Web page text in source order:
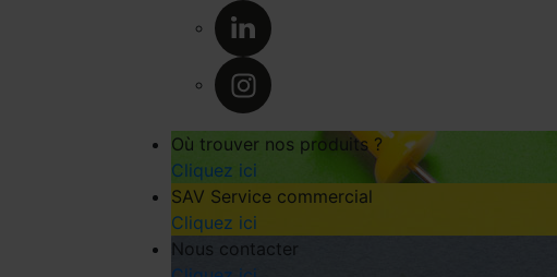
Où trouver nos produits ?
Cliquez ici
SAV Service commercial
Cliquez ici
Nous contacter